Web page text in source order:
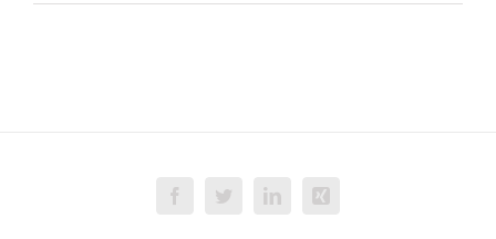
FacebookTwitterLinkedInXing